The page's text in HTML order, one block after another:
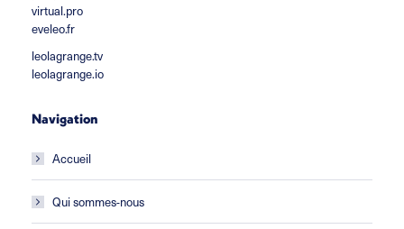
virtual.pro
eveleo.fr
leolagrange.tv
leolagrange.io
Navigation
Accueil
Qui sommes-nous